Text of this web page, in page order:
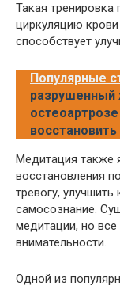
Такая тренировка
циркуляцию крови
способствует
Популярные
разрушенный
восстановить
Медитация также
восстановления
тревогу,
самосознание.
медитации, но
внимательности.
Одной из